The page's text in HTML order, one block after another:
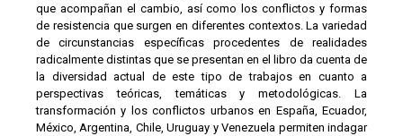
que acompañan el cambio, así como los conflictos y formas
de resistencia que surgen en diferentes contextos. La variedad
de circunstancias específicas procedentes de realidades
radicalmente distintas que se presentan en el libro da cuenta de
la diversidad actual de este tipo de trabajos en cuanto a
perspectivas teóricas, temáticas y metodológicas. La
transformación y los conflictos urbanos en España, Ecuador,
México, Argentina, Chile, Uruguay y Venezuela permiten indagar